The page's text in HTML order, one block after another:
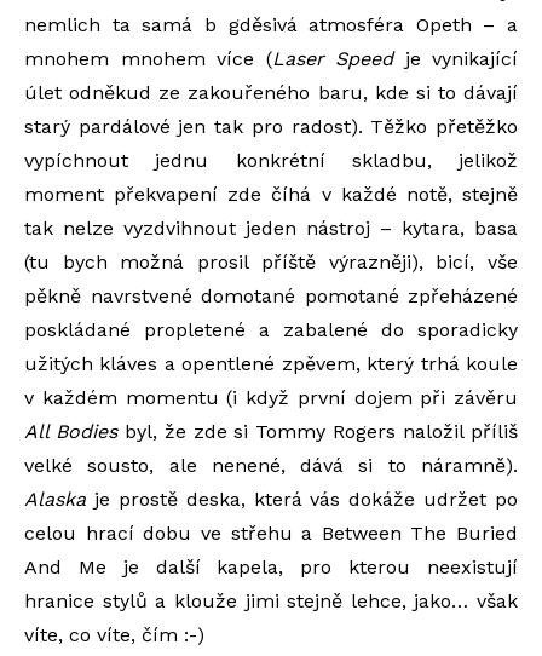
nemlich ta samá b gděsivá atmosféra Opeth – a
mnohem mnohem více (Laser Speedje vynikající
úlet odněkud ze zakouřeného baru, kde si to dávají
starý pardálové jen tak pro radost). Těžko přetěžko
vypíchnout jednu konkrétní skladbu, jelikož
moment překvapení zde číhá v každé notě, stejně
tak nelze vyzdvihnout jeden nástroj – kytara, basa
(tu bych možná prosil příště výrazněji), bicí, vše
pěkně navrstvené domotané pomotané zpřeházené
poskládané propletené a zabalené do sporadicky
užitých kláves a opentlené zpěvem, který trhá koule
v každém momentu (i když první dojem při závěru
All Bodiesbyl, že zde si Tommy Rogers naložil příliš
velké sousto, ale nenené, dává si to náramně).
Alaska je prostě deska, která vás dokáže udržet po
celou hrací dobu ve střehu a Between The Buried
And Me je další kapela, pro kterou neexistují
hranice stylů a klouže jimi stejně lehce, jako… však
víte, co víte, čím :-)